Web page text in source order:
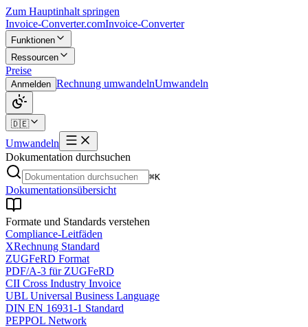
Zum Hauptinhalt springen
Invoice-Converter.comInvoice-Converter
Funktionen
Ressourcen
Preise
Anmelden Rechnung umwandelnUmwandeln
🇩🇪
Umwandeln
Dokumentation durchsuchen
⌘K
Dokumentationsübersicht
Formate und Standards verstehen
Compliance-Leitfäden
XRechnung Standard
ZUGFeRD Format
PDF/A-3 für ZUGFeRD
CII Cross Industry Invoice
UBL Universal Business Language
DIN EN 16931-1 Standard
PEPPOL Network